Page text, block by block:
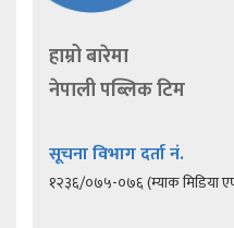
हाम्रो बारेमा
नेपाली पब्लिक टिम
सूचना विभाग दर्ता नं.
१२३६/०७५-०७६ (म्याक मिडिया एण्ड